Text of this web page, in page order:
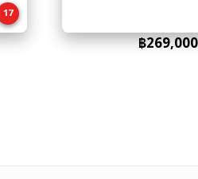
17
฿269,000